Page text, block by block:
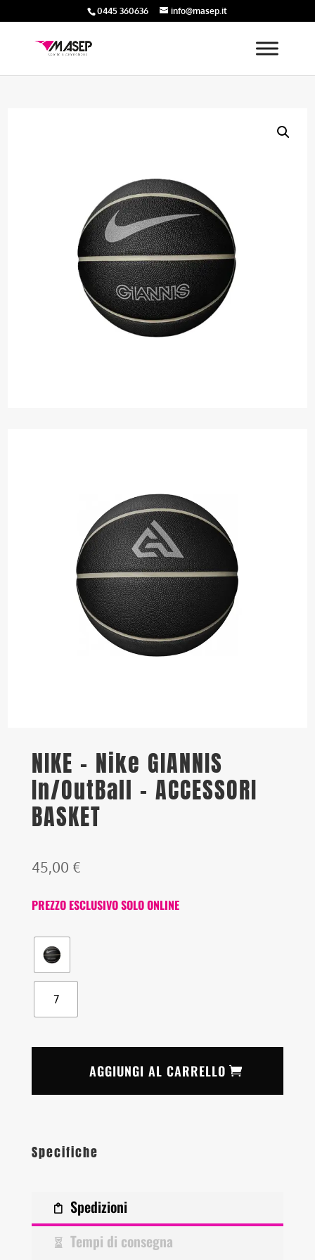
0445 360636 info@masep.it
NIKE – Nike GIANNIS
In/OutBall – ACCESSORI
BASKET
45,00 €
PREZZO ESCLUSIVO SOLO ONLINE
7
AGGIUNGI AL CARRELLO
Specifiche
Spedizioni
Tempi di consegna